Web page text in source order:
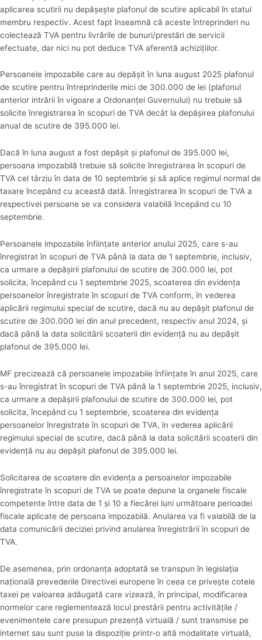
aplicarea scutirii nu depăşeşte plafonul de scutire aplicabil în statul
membru respectiv. Acest fapt înseamnă că aceste întreprinderi nu
colectează TVA pentru livrările de bunuri/prestări de servicii
efectuate, dar nici nu pot deduce TVA aferentă achiziţiilor.
Persoanele impozabile care au depăşit în luna august 2025 plafonul
de scutire pentru întreprinderile mici de 300.000 de lei (plafonul
anterior intrării în vigoare a Ordonanţei Guvernului) nu trebuie să
solicite înregistrarea în scopuri de TVA decât la depăşirea plafonului
anual de scutire de 395.000 lei.
Dacă în luna august a fost depăşit şi plafonul de 395.000 lei,
persoana impozabilă trebuie să solicite înregistrarea în scopuri de
TVA cel târziu în data de 10 septembrie şi să aplice regimul normal de
taxare începând cu această dată. Înregistrarea în scopuri de TVA a
respectivei persoane se va considera valabilă începând cu 10
septembrie.
Persoanele impozabile înfiinţate anterior anului 2025, care s-au
înregistrat în scopuri de TVA până la data de 1 septembrie, inclusiv,
ca urmare a depăşirii plafonului de scutire de 300.000 lei, pot
solicita, începând cu 1 septembrie 2025, scoaterea din evidenţa
persoanelor înregistrate în scopuri de TVA conform, în vederea
aplicării regimului special de scutire, dacă nu au depăşit plafonul de
scutire de 300.000 lei din anul precedent, respectiv anul 2024, şi
dacă până la data solicitării scoaterii din evidenţă nu au depăşit
plafonul de 395.000 lei.
MF precizează că persoanele impozabile înfiinţate în anul 2025, care
s-au înregistrat în scopuri de TVA până la 1 septembrie 2025, inclusiv,
ca urmare a depăşirii plafonului de scutire de 300.000 lei, pot
solicita, începând cu 1 septembrie, scoaterea din evidenţa
persoanelor înregistrate în scopuri de TVA, în vederea aplicării
regimului special de scutire, dacă până la data solicitării scoaterii din
evidenţă nu au depăşit plafonul de 395.000 lei.
Solicitarea de scoatere din evidenţa a persoanelor impozabile
înregistrate în scopuri de TVA se poate depune la organele fiscale
competente între data de 1 şi 10 a fiecărei luni următoare perioadei
fiscale aplicate de persoana impozabilă. Anularea va fi valabilă de la
data comunicării deciziei privind anularea înregistrării în scopuri de
TVA.
De asemenea, prin ordonanţa adoptată se transpun în legislaţia
naţională prevederile Directivei europene în ceea ce priveşte cotele
taxei pe valoarea adăugată care vizează, în principal, modificarea
normelor care reglementează locul prestării pentru activităţile /
evenimentele care presupun prezenţă virtuală / sunt transmise pe
internet sau sunt puse la dispoziţie printr-o altă modalitate virtuală,